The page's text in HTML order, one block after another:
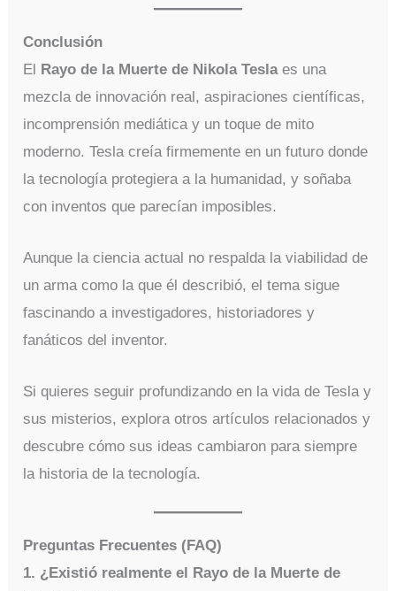
Conclusión
El Rayo de la Muerte de Nikola Teslaes una
mezcla de innovación real, aspiraciones científicas,
incomprensión mediática y un toque de mito
moderno. Tesla creía firmemente en un futuro donde
la tecnología protegiera a la humanidad, y soñaba
con inventos que parecían imposibles.
Aunque la ciencia actual no respalda la viabilidad de
un arma como la que él describió, el tema sigue
fascinando a investigadores, historiadores y
fanáticos del inventor.
Si quieres seguir profundizando en la vida de Tesla y
sus misterios, explora otros artículos relacionados y
descubre cómo sus ideas cambiaron para siempre
la historia de la tecnología.
Preguntas Frecuentes (FAQ)
1. ¿Existió realmente el Rayo de la Muerte de